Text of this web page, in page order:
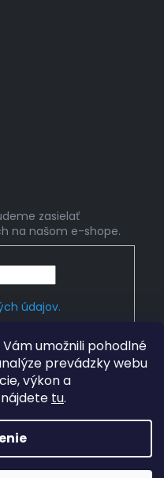
umožnili pohodlné
prevádzky webu
výkon a
tu.
zasielať
na našom e-shope.
údajov.
. Všetky práva
cookies
implementoval
s.r.o.